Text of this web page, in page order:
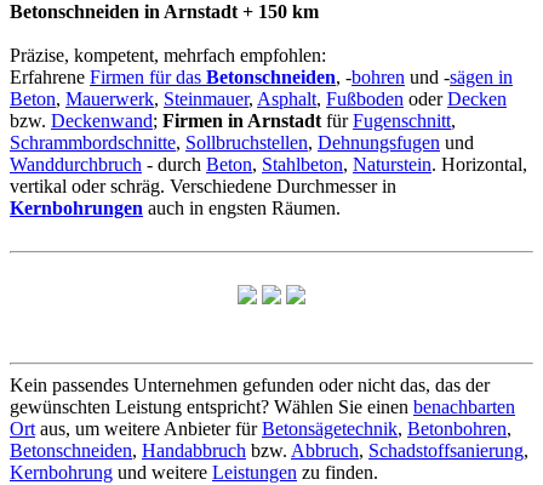
Betonschneiden in Arnstadt + 150 km
Präzise, kompetent, mehrfach empfohlen:
Erfahrene Firmen für das Betonschneiden, -bohren und -sägen in
Beton, Mauerwerk, Steinmauer, Asphalt, Fußboden oderDecken
bzw. Deckenwand; Firmen in Arnstadt fürFugenschnitt,
Schrammbordschnitte, Sollbruchstellen, Dehnungsfugen und
Wanddurchbruch - durch Beton, Stahlbeton, Naturstein. Horizontal,
vertikal oder schräg. Verschiedene Durchmesser in
Kernbohrungen auch in engsten Räumen.
Kein passendes Unternehmen gefunden oder nicht das, das der
gewünschten Leistung entspricht? Wählen Sie einen benachbarten
Ort aus, um weitere Anbieter fürBetonsägetechnik, Betonbohren,
Betonschneiden, Handabbruch bzw. Abbruch, Schadstoffsanierung,
Kernbohrung und weitere Leistungen zu finden.